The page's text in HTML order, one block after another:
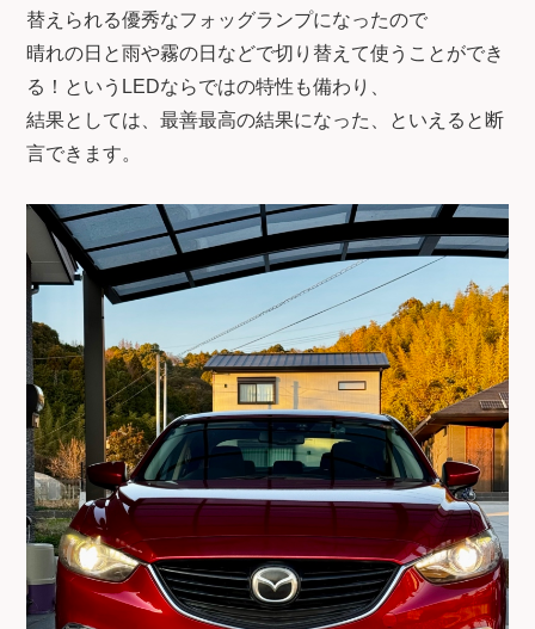
替えられる優秀なフォッグランプになったので
晴れの日と雨や霧の日などで切り替えて使うことができ
る！というLEDならではの特性も備わり、
結果としては、最善最高の結果になった、といえると断
言できます。